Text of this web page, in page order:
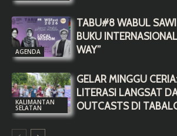
AGENDA
TABU#8 WABUL SAWI
BUKU
WAY”
KALIMANTAN
SELATAN
GELAR MINGGU
LITERASI LANGSAT
OUTCASTS DI